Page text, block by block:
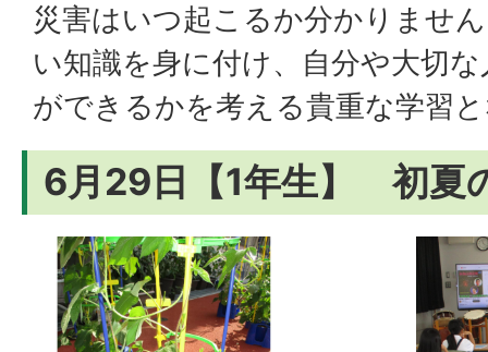
災害はいつ起こるか分かりませ
い知識を身に付け、自分や大切
ができるかを考える貴重な学習
6月29日【1年生】 初夏